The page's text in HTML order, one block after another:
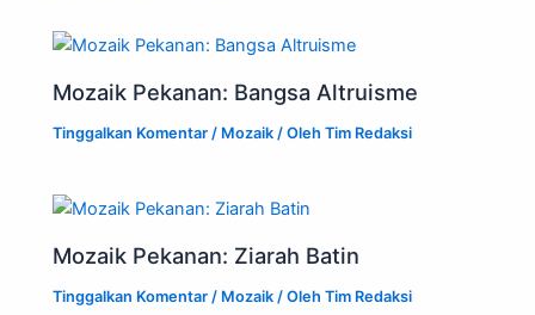
Mozaik Pekanan: Bangsa Altruisme
Tinggalkan Komentar / Mozaik / OlehTim Redaksi
Mozaik Pekanan: Ziarah Batin
Tinggalkan Komentar / Mozaik / OlehTim Redaksi